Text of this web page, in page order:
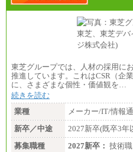
●基幹職（地域限定
により異なる。
〈東京・
〈大阪・兵庫〉
〈愛知〉
・専門・短大卒
地により異なる。
〈大阪・兵庫〉
〈愛知〉
岡〉185,000円
※基本給のみ（地
※試用期間中も給
東芝グループでは、人材の採用に
推進しています。これはCSR（企
に、さまざまな個性・価値観を…
続きを読む
業種
メーカー/IT/情報
新卒／中途
2027新卒(既卒3年
募集職種
2027新卒： 技術